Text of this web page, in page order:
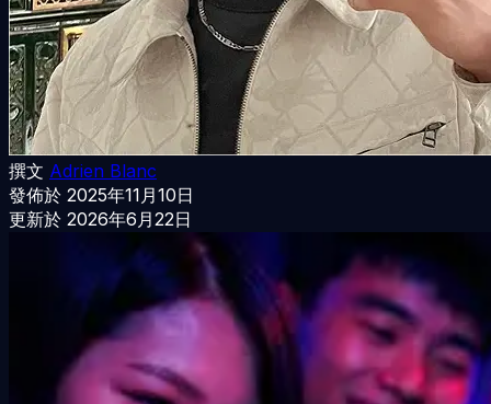
撰文 Adrien Blanc
發佈於 2025年11月10日
更新於 2026年6月22日